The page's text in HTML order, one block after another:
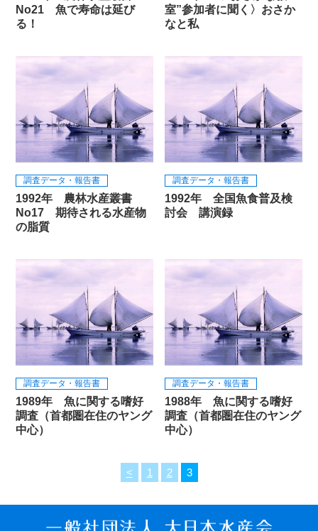
No21 魚で寿命は延び
る！
室”参加者に聞く〉おさか
なと私
調査データ・報告書
1992年 農林水産叢書
No17 期待される水産物
の脂質
調査データ・報告書
1992年 全国魚食普及検
討会 講演録
調査データ・報告書
1989年 魚に関する嗜好
調査（首都圏在住のヤング
中心）
調査データ・報告書
1988年 魚に関する嗜好
調査（首都圏在住のヤング
中心）
< 1 2 3